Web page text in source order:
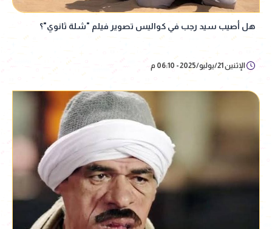
هل أصيب سيد رجب في كواليس تصوير فيلم "شلة ثانوي"؟
الإثنين 21/يوليو/2025 - 06:10 م